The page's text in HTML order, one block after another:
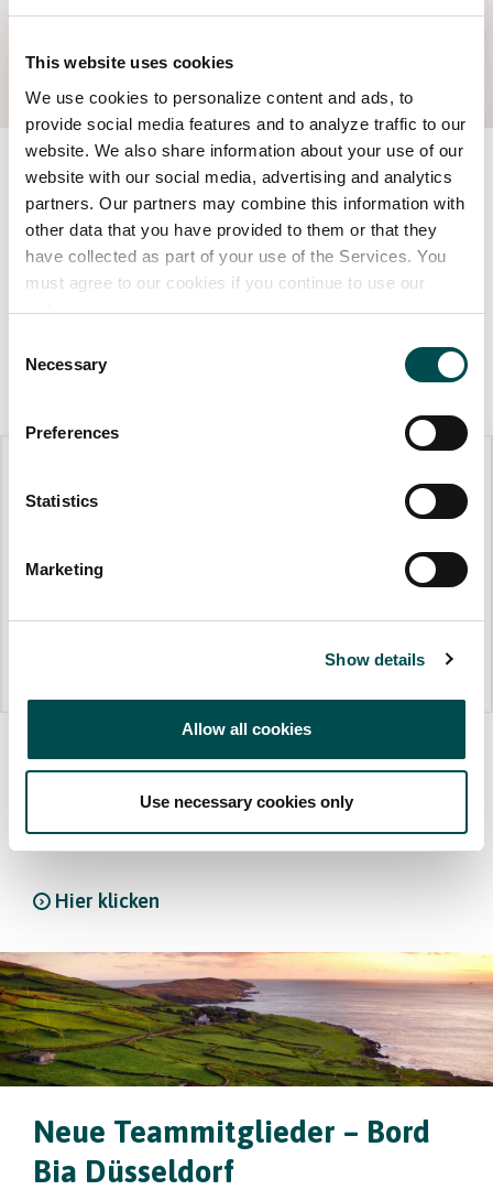
This website uses cookies
We use cookies to personalize content and ads, to
provide social media features and to analyze traffic to our
website. We also share information about your use of our
website with our social media, advertising and analytics
partners. Our partners may combine this information with
other data that you have provided to them or that they
have collected as part of your use of the Services. You
must agree to our cookies if you continue to use our
website.
Selection
Necessary
Preferences
Statistics
Marketing
Show details
Allow all cookies
Use necessary cookies only
Irish Lamb in Deutschland –
Neueste Veranstaltungen
Im August 2021 startete die Kooperation zwischen
Bord Bia Deutschland und dem prominenten Koch
sowie TV-Persönlichkeit Mike Süsser
ANUGA
Europas größte Lebensmittelmesse – ANUGA – ist
zurück
Hier klicken
Neue Teammitglieder – Bord
Bia Düsseldorf